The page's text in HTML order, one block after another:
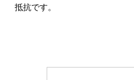
抵抗です。